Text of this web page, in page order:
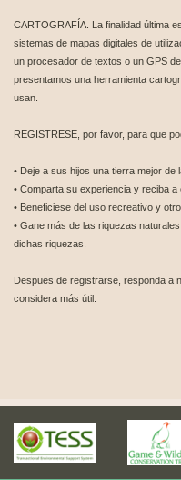
CARTOGRAFÍA. La finalidad última
sistemas de mapas digitales de
un procesador de textos o un GPS
presentamos una herramienta
usan.
REGISTRESE, por favor, para que
• Deje a sus hijos una tierra mejor de
• Comparta su experiencia y reciba
• Beneficiese del uso recreativo y
• Gane más de las riquezas
dichas riquezas.
Despues de registrarse, responda a
considera más útil.